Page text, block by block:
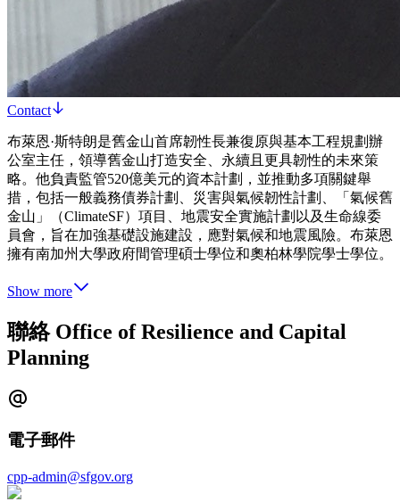
Contact
布萊恩·斯特朗是舊金山首席韌性長兼復原與基本工程規劃辦
公室主任，領導舊金山打造安全、永續且更具韌性的未來策
略。他負責監管520億美元的資本計劃，並推動多項關鍵舉
措，包括一般義務債券計劃、災害與氣候韌性計劃、「氣候舊
金山」（ClimateSF）項目、地震安全實施計劃以及生命線委
員會，旨在加強基礎設施建設，應對氣候和地震風險。布萊恩
擁有南加州大學政府間管理碩士學位和奧柏林學院學士學位。
Show more
聯絡 Office of Resilience and Capital
Planning
電子郵件
cpp-admin@sfgov.org